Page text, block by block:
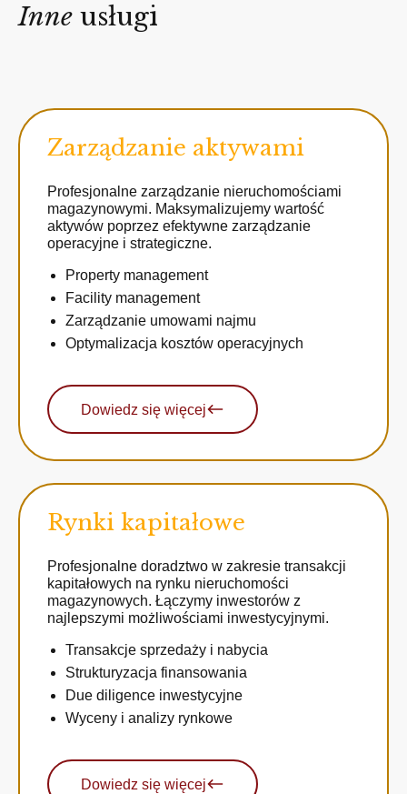
Inne usługi
Zarządzanie aktywami
Profesjonalne zarządzanie nieruchomościami
magazynowymi. Maksymalizujemy wartość
aktywów poprzez efektywne zarządzanie
operacyjne i strategiczne.
Property management
Facility management
Zarządzanie umowami najmu
Optymalizacja kosztów operacyjnych
Dowiedz się więcej
Rynki kapitałowe
Profesjonalne doradztwo w zakresie transakcji
kapitałowych na rynku nieruchomości
magazynowych. Łączymy inwestorów z
najlepszymi możliwościami inwestycyjnymi.
Transakcje sprzedaży i nabycia
Strukturyzacja finansowania
Due diligence inwestycyjne
Wyceny i analizy rynkowe
Dowiedz się więcej